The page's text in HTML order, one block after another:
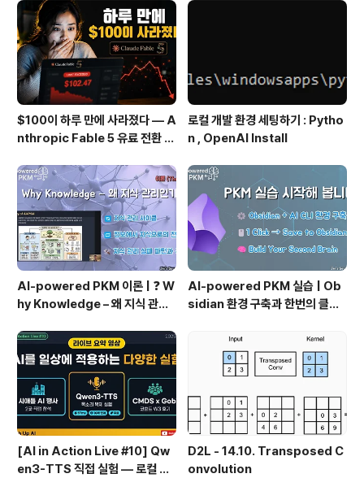
$100이 하루 만에 사라졌다 — A
nthropic Fable 5 유료 전환 사
로컬 개발 환경 세팅하기 : Pytho
n , OpenAI Install
AI-powered PKM 이론 | ❓ W
hy Knowledge – 왜 지식 관리
보에서 지식으로의 전환, 🛠️ 지식
관리 실패 패턴과 극복
AI-powered PKM 실습 | Ob
sidian 환경 구축과 한번의 클릭
(Web Clipper)
[AI in Action Live #10] Qw
en3-TTS 직접 실험 — 로컬 설
D2L - 14.10. Transposed C
onvolution